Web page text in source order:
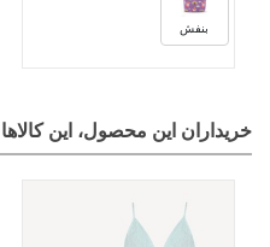
بنفش
خریداران این محصول، این کالاها